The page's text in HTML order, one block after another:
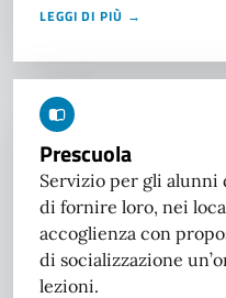
LEGGI DI PIÙ →
Prescuola
Servizio per gli alunni
di fornire loro, nei
accoglienza con
di socializzazione
lezioni.